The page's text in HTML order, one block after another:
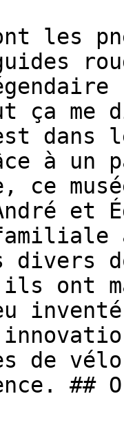
les
ça me
dans
à un
ce
et
divers
ont
de
##